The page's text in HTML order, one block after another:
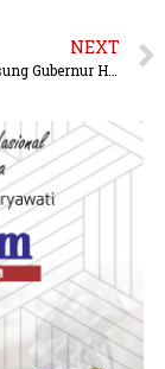
NEXT
Ditemui Langsung Gubernur Harum, Harapan Warga Loa Bakung soal Status Lahan Mulai Menemukan Titik Terang